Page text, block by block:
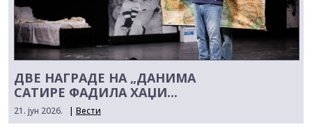
ДВЕ НАГРАДЕ НА „ДАНИМА
САТИРЕ ФАДИЛА ХАЏИ...
21. јун 2026. | Вести